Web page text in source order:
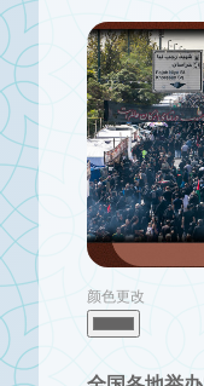
颜色更改